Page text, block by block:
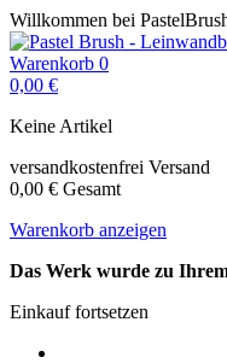
Willkommen bei
Warenkorb 0
0,00 €
Keine Artikel
versandkostenfrei Versand
0,00 € Gesamt
Warenkorb anzeigen
Das Werk wurde zu
Einkauf fortsetzen